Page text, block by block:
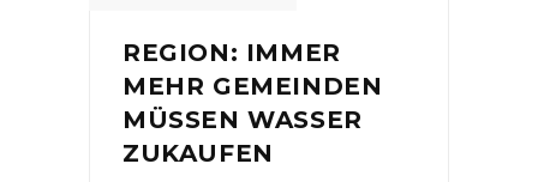
REGION: IMMER
MEHR GEMEINDEN
MÜSSEN WASSER
ZUKAUFEN